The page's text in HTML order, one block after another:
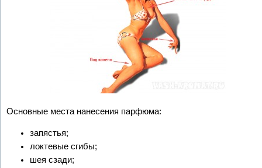
Основные места нанесения парфюма:
запястья;
локтевые сгибы;
шея сзади;